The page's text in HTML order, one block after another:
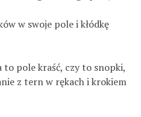
w swoje pole i kłódkę
to pole kraść, czy to snopki,
z tern w rękach i krokiem